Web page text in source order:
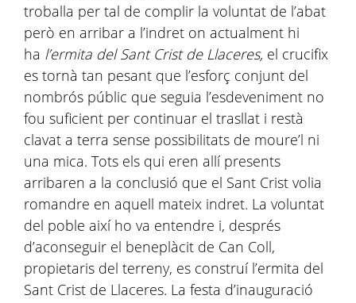
troballa per tal de complir la voluntat de l’abat
però en arribar a l’indret on actualment hi
ha l’ermita del Sant Crist de Llaceres, el crucifix
es tornà tan pesant que l’esforç conjunt del
nombrós públic que seguia l’esdeveniment no
fou suficient per continuar el trasllat i restà
clavat a terra sense possibilitats de moure’l ni
una mica. Tots els qui eren allí presents
arribaren a la conclusió que el Sant Crist volia
romandre en aquell mateix indret. La voluntat
del poble així ho va entendre i, després
d’aconseguir el beneplàcit de Can Coll,
propietaris del terreny, es construí l’ermita del
Sant Crist de Llaceres. La festa d’inauguració